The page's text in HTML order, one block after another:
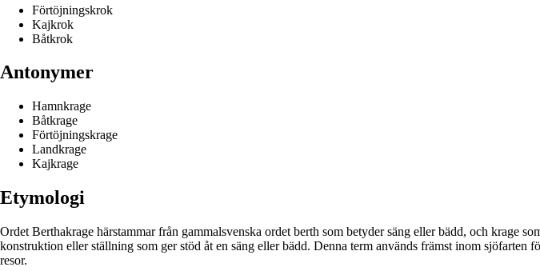
Förtöjningskrok
Kajkrok
Båtkrok
Antonymer
Hamnkrage
Båtkrage
Förtöjningskrage
Landkrage
Kajkrage
Etymologi
Ordet Berthakrage härstammar från gammalsvenska ordet berth som betyder säng eller bädd, och krage
konstruktion eller ställning som ger stöd åt en säng eller bädd. Denna term används främst inom
resor.